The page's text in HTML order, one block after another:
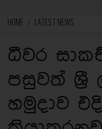
HOME LATEST NEWS
ධීවර
පසුවත් ශ්‍රී
හමුදාව